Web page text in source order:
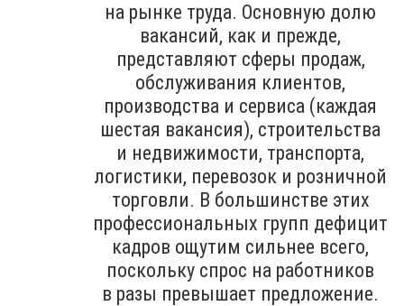
на рынке труда. Основную долю
вакансий, как и прежде,
представляют сферы продаж,
обслуживания клиентов,
производства и сервиса (каждая
шестая вакансия), строительства
и недвижимости, транспорта,
логистики, перевозок и розничной
торговли. В большинстве этих
профессиональных групп дефицит
кадров ощутим сильнее всего,
поскольку спрос на работников
в разы превышает предложение.